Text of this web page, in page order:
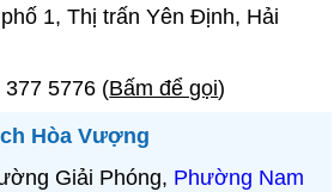
1, Thị trấn Yên Định, Hải
377 5776 (Bấm để gọi)
Hòa Vượng
Giải Phóng, Phường Nam